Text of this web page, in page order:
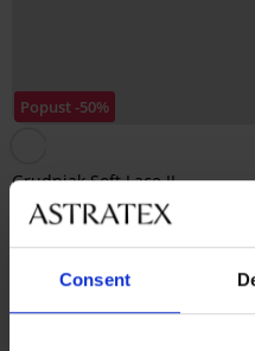
Consent
Popust -50%
Grudnjak Soft Lace II
podstavljeni bez žica
18,50 € 36,99 €